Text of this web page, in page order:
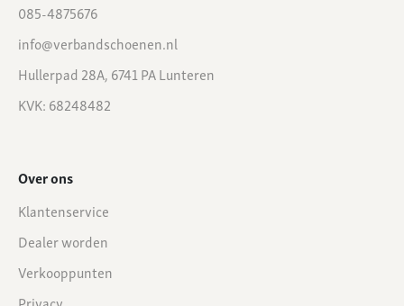
085-4875676
info@verbandschoenen.nl
Hullerpad 28A, 6741 PA Lunteren
KVK: 68248482
Over ons
Klantenservice
Dealer worden
Verkooppunten